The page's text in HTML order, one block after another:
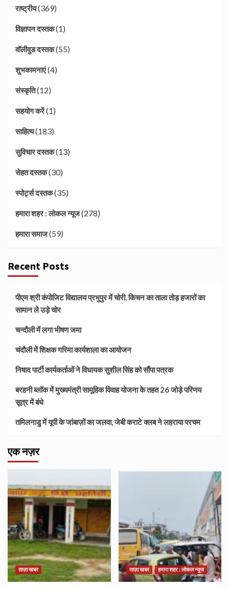
राष्ट्रीय(369)
विज्ञापन दस्तक(1)
वॉलीवुड दस्तक(55)
शुभकामनाएं(4)
संस्कृति(12)
सहयोग करें(1)
साहित्य(183)
सुविचार दस्तक(13)
सेहत दस्तक(30)
स्पोर्ट्स दस्तक(35)
हमारा शहर : लोकल न्यूज(278)
हमारा समाज(59)
Recent Posts
पीएम श्री कंपोजिट विद्यालय प्रभुपुर में चोरी, किचन का ताला तोड़ हजारों का
सामान ले उड़े चोर
चन्दौली में लगा भीषण जमा
चंदौली में शिक्षक गरिमा कार्यशाला का आयोजन
निषाद पार्टी कार्यकर्ताओं ने विधायक सुशील सिंह को सौंपा पत्रक
बरहनी ब्लॉक में मुख्यमंत्री सामूहिक विवाह योजना के तहत 26 जोड़े परिणय
सूत्र में बंधे
तमिलनाडु में यूपी के जांबाज़ों का जलवा, जेबी कराटे क्लब ने लहराया परचम
एक नज़र
ताज़ा खबर ताज़ा खबर हमारा शहर : लोकल न्यूज